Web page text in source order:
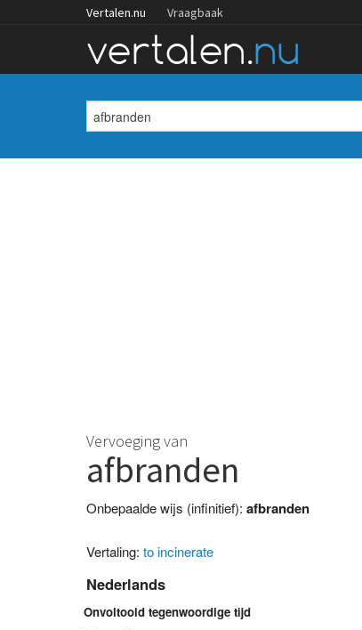
Vertalen.nu Vraagbaak
Vervoeging van
afbranden
Onbepaalde wijs (infinitief): afbranden
Vertaling: to incinerate
Nederlands
Onvoltooid tegenwoordige tijd